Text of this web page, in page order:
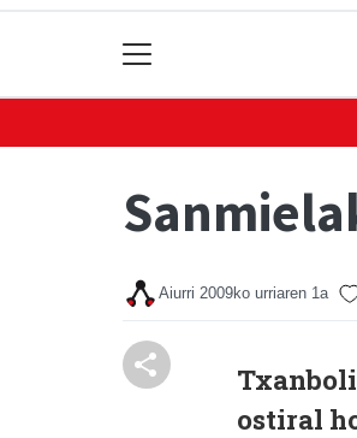
Aiurri 2009ko urriaren 1a
ostiral